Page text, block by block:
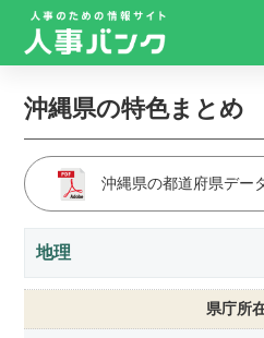
沖縄県の特色まとめ
沖縄県の都道府県デー
地理
県庁所